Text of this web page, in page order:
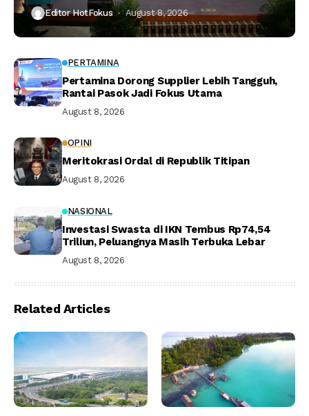
Editor HotFokus August 8, 2026
PERTAMINA
Pertamina Dorong Supplier Lebih Tangguh,
Rantai Pasok Jadi Fokus Utama
August 8, 2026
OPINI
Meritokrasi Ordal di Republik Titipan
August 8, 2026
NASIONAL
Investasi Swasta di IKN Tembus Rp74,54
Triliun, Peluangnya Masih Terbuka Lebar
August 8, 2026
Related Articles